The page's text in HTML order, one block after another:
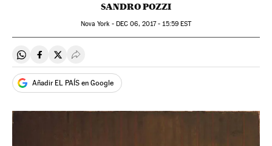
SANDRO POZZI
Nova York - DEC 06, 2017 - 15:59EST
Compartir en Whatsapp
Compartir en Facebook
Compartir en Twitter
Desplegar Redes Sociales
Añadir EL PAÍS en Google